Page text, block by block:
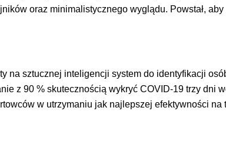
oraz minimalistycznego wyglądu. Powstał,
na sztucznej inteligencji system do identyfikacji
z 90 % skutecznością wykryć COVID-19 trzy dni
w utrzymaniu jak najlepszej efektywności na